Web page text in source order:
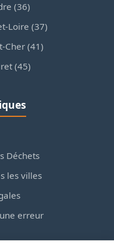
(36)
Loire (37)
Cher (41)
(45)
Déchets
les villes
erreur